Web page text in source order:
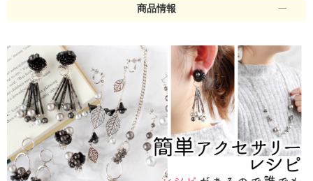
商品情報